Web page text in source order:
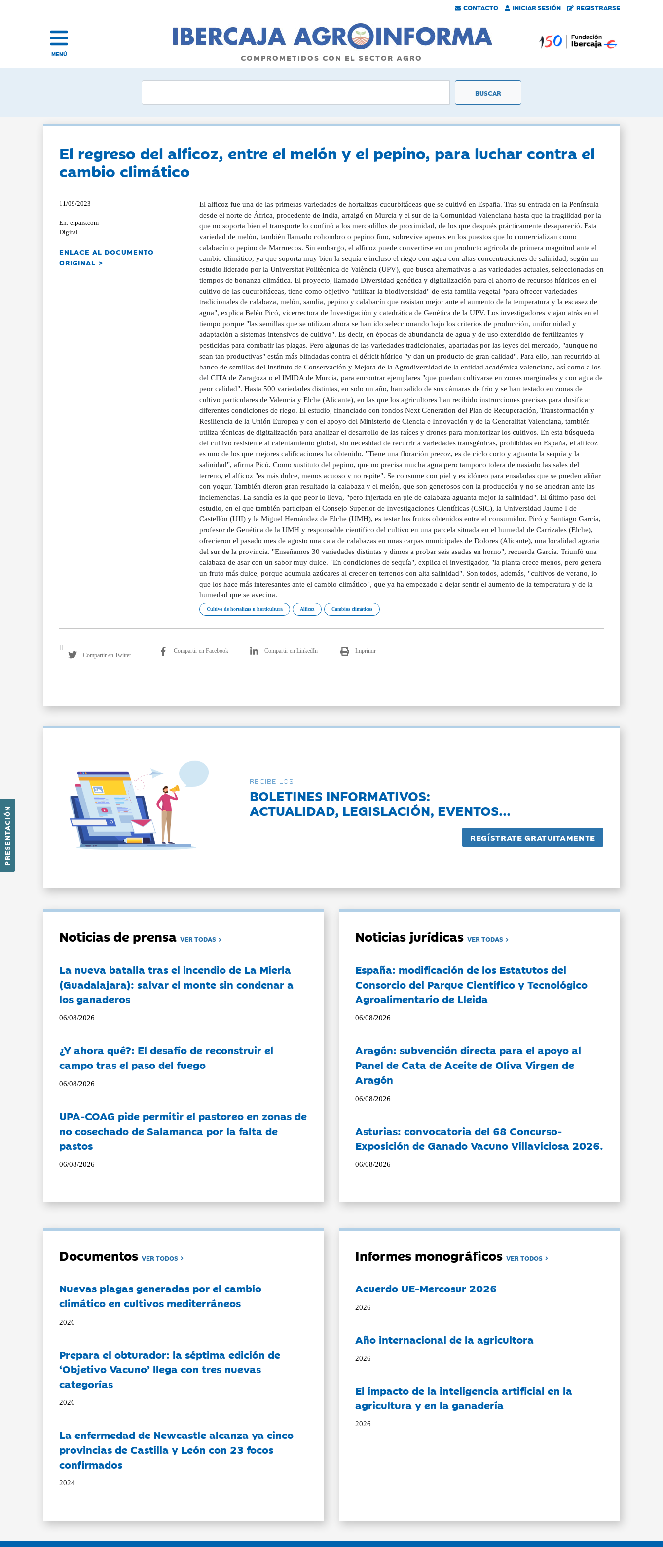
CONTACTO INICIAR SESIÓN REGISTRARSE
PRESENTACIÓN
MENÚ COMPROMETIDOS CON EL SECTOR AGRO
El regreso del alficoz, entre el melón y el pepino, para luchar contra el
cambio climático
11/09/2023
En: elpais.com
Digital
ENLACE AL DOCUMENTO
ORIGINAL >
El alficoz fue una de las primeras variedades de hortalizas cucurbitáceas que se cultivó en España. Tras su entrada en la Península
desde el norte de África, procedente de India, arraigó en Murcia y el sur de la Comunidad Valenciana hasta que la fragilidad por la
que no soporta bien el transporte lo confinó a los mercadillos de proximidad, de los que después prácticamente desapareció. Esta
variedad de melón, también llamado cohombro o pepino fino, sobrevive apenas en los puestos que lo comercializan como
calabacín o pepino de Marruecos. Sin embargo, el alficoz puede convertirse en un producto agrícola de primera magnitud ante el
cambio climático, ya que soporta muy bien la sequía e incluso el riego con agua con altas concentraciones de salinidad, según un
estudio liderado por la Universitat Politècnica de València (UPV), que busca alternativas a las variedades actuales, seleccionadas en
tiempos de bonanza climática. El proyecto, llamado Diversidad genética y digitalización para el ahorro de recursos hídricos en el
cultivo de las cucurbitáceas, tiene como objetivo "utilizar la biodiversidad" de esta familia vegetal "para ofrecer variedades
tradicionales de calabaza, melón, sandía, pepino y calabacín que resistan mejor ante el aumento de la temperatura y la escasez de
agua", explica Belén Picó, vicerrectora de Investigación y catedrática de Genética de la UPV. Los investigadores viajan atrás en el
tiempo porque "las semillas que se utilizan ahora se han ido seleccionando bajo los criterios de producción, uniformidad y
adaptación a sistemas intensivos de cultivo". Es decir, en épocas de abundancia de agua y de uso extendido de fertilizantes y
pesticidas para combatir las plagas. Pero algunas de las variedades tradicionales, apartadas por las leyes del mercado, "aunque no
sean tan productivas" están más blindadas contra el déficit hídrico "y dan un producto de gran calidad". Para ello, han recurrido al
banco de semillas del Instituto de Conservación y Mejora de la Agrodiversidad de la entidad académica valenciana, así como a los
del CITA de Zaragoza o el IMIDA de Murcia, para encontrar ejemplares "que puedan cultivarse en zonas marginales y con agua de
peor calidad". Hasta 500 variedades distintas, en solo un año, han salido de sus cámaras de frío y se han testado en zonas de
cultivo particulares de Valencia y Elche (Alicante), en las que los agricultores han recibido instrucciones precisas para dosificar
diferentes condiciones de riego. El estudio, financiado con fondos Next Generation del Plan de Recuperación, Transformación y
Resiliencia de la Unión Europea y con el apoyo del Ministerio de Ciencia e Innovación y de la Generalitat Valenciana, también
utiliza técnicas de digitalización para analizar el desarrollo de las raíces y drones para monitorizar los cultivos. En esta búsqueda
del cultivo resistente al calentamiento global, sin necesidad de recurrir a variedades transgénicas, prohibidas en España, el alficoz
es uno de los que mejores calificaciones ha obtenido. "Tiene una floración precoz, es de ciclo corto y aguanta la sequía y la
salinidad", afirma Picó. Como sustituto del pepino, que no precisa mucha agua pero tampoco tolera demasiado las sales del
terreno, el alficoz "es más dulce, menos acuoso y no repite". Se consume con piel y es idóneo para ensaladas que se pueden aliñar
con yogur. También dieron gran resultado la calabaza y el melón, que son generosos con la producción y no se arredran ante las
inclemencias. La sandía es la que peor lo lleva, "pero injertada en pie de calabaza aguanta mejor la salinidad". El último paso del
estudio, en el que también participan el Consejo Superior de Investigaciones Científicas (CSIC), la Universidad Jaume I de
Castellón (UJI) y la Miguel Hernández de Elche (UMH), es testar los frutos obtenidos entre el consumidor. Picó y Santiago García,
profesor de Genética de la UMH y responsable científico del cultivo en una parcela situada en el humedal de Carrizales (Elche),
ofrecieron el pasado mes de agosto una cata de calabazas en unas carpas municipales de Dolores (Alicante), una localidad agraria
del sur de la provincia. "Enseñamos 30 variedades distintas y dimos a probar seis asadas en horno", recuerda García. Triunfó una
calabaza de asar con un sabor muy dulce. "En condiciones de sequía", explica el investigador, "la planta crece menos, pero genera
un fruto más dulce, porque acumula azúcares al crecer en terrenos con alta salinidad". Son todos, además, "cultivos de verano, lo
que los hace más interesantes ante el cambio climático", que ya ha empezado a dejar sentir el aumento de la temperatura y de la
humedad que se avecina.
Cultivo de hortalizas u horticultura Alficoz Cambios climáticos
Compartir en Twitter
Compartir en Facebook Compartir en LinkedIn Imprimir
RECIBE LOS
BOLETINES INFORMATIVOS:
ACTUALIDAD, LEGISLACIÓN, EVENTOS...
Noticias de prensaVER TODAS
La nueva batalla tras el incendio de La Mierla
(Guadalajara): salvar el monte sin condenar a
los ganaderos
06/08/2026
¿Y ahora qué?: El desafío de reconstruir el
campo tras el paso del fuego
06/08/2026
UPA-COAG pide permitir el pastoreo en zonas de
no cosechado de Salamanca por la falta de
pastos
06/08/2026
Noticias jurídicasVER TODAS
España: modificación de los Estatutos del
Consorcio del Parque Científico y Tecnológico
Agroalimentario de Lleida
06/08/2026
Aragón: subvención directa para el apoyo al
Panel de Cata de Aceite de Oliva Virgen de
Aragón
06/08/2026
Asturias: convocatoria del 68 Concurso-
Exposición de Ganado Vacuno Villaviciosa 2026.
06/08/2026
DocumentosVER TODOS
Nuevas plagas generadas por el cambio
climático en cultivos mediterráneos
2026
Prepara el obturador: la séptima edición de
‘Objetivo Vacuno’ llega con tres nuevas
categorías
2026
La enfermedad de Newcastle alcanza ya cinco
provincias de Castilla y León con 23 focos
confirmados
2024
Informes monográficosVER TODOS
Acuerdo UE-Mercosur 2026
2026
Año internacional de la agricultora
2026
El impacto de la inteligencia artificial en la
agricultura y en la ganadería
2026